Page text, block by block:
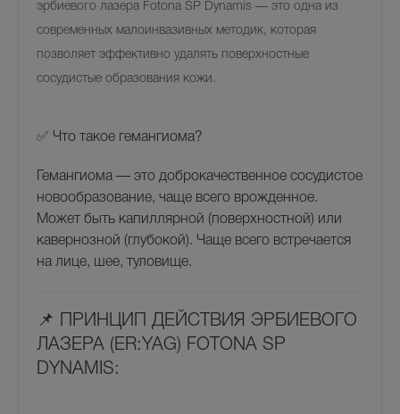
эрбиевого лазера Fotona SP Dynamis — это одна из
современных малоинвазивных методик, которая
позволяет эффективно удалять поверхностные
сосудистые образования кожи.
✅ Что такое гемангиома?
Гемангиома — это доброкачественное сосудистое
новообразование, чаще всего врожденное.
Может быть капиллярной (поверхностной) или
кавернозной (глубокой). Чаще всего встречается
на лице, шее, туловище.
📌 ПРИНЦИП ДЕЙСТВИЯ ЭРБИЕВОГО
ЛАЗЕРА (ER:YAG) FOTONA SP
DYNAMIS: